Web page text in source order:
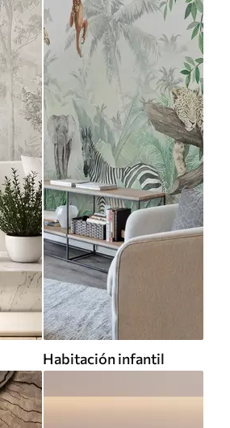
Habitación infantil